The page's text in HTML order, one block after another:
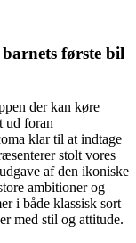
første bil
der kan køre
ud foran
klar til at indtage
stolt vores
af den ikoniske
ambitioner og
i både klassisk sort
med stil og attitude.